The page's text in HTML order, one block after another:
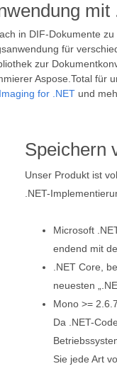
mit
in DIF-Dokumente
für
zur
Aspose.Total für
for .NET und
Speichern
Unser Produkt ist
.NET-
Microsoft
endend mit
.NET Core,
neuesten
Mono >= 2.6.7
Da .NET-
Sie jede Art